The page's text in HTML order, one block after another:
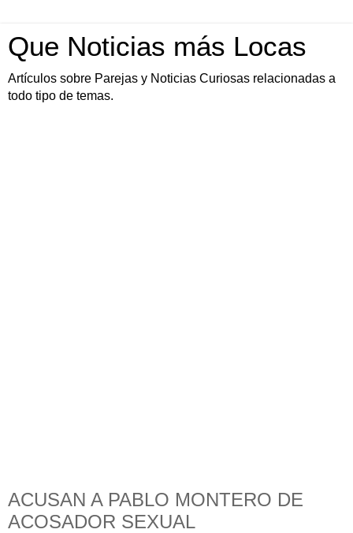
Que Noticias más Locas
Artículos sobre Parejas y Noticias Curiosas relacionadas a
todo tipo de temas.
ACUSAN A PABLO MONTERO DE
ACOSADOR SEXUAL